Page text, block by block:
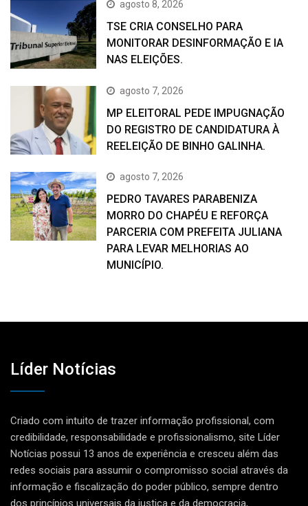
agosto 8, 2026
TSE CRIA CONSELHO PARA
MONITORAR DESINFORMAÇÃO E IA
NAS ELEIÇÕES.
agosto 7, 2026
MP ELEITORAL PEDE IMPUGNAÇÃO
DO REGISTRO DE CANDIDATURA À
REELEIÇÃO DE BINHO GALINHA.
agosto 7, 2026
PEDRO TAVARES PARABENIZA
MORRO DO CHAPÉU E REFORÇA
PARCERIA COM PREFEITA JULIANA
PARA LEVAR MELHORIAS AO
MUNICÍPIO.
Líder Notícias
Criado com intuito de trazer informação profissional, com
credibilidade, responsabilidade e profissionalismo, site Líder
Notícias possui 13 anos de experiência e cresceu além das
redes sociais para assumir o compromisso social através da
informação e fiscalização do poder público, sempre dentro
dos princípios universais da justiça e da democracia,